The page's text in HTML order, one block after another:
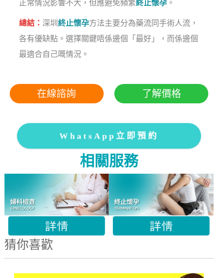
正常情況影響不大，但應避免頻繁終止懷孕 。
總結： 深圳終止懷孕方法主要分為藥流同手術人流，
各有優缺點。選擇關鍵唔係邊個「最好」，而係邊個
最適合自己嘅情況。
在線諮詢 了解價格
WhatsApp立即預約
相關服務
猜你喜歡